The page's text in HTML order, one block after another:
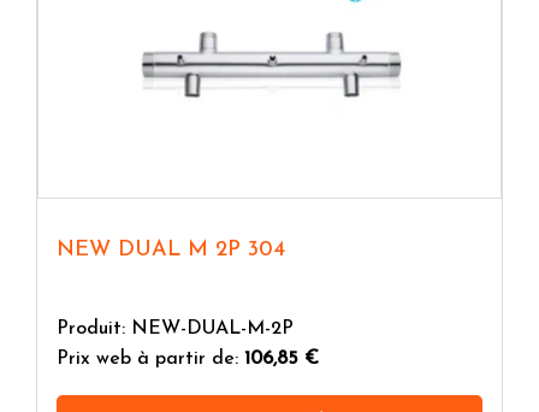
NEW DUAL M 2P 304
Produit: NEW-DUAL-M-2P
Prix web à partir de: 106,85 €